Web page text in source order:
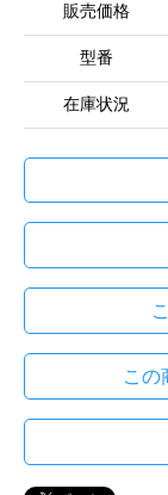
販売価格
型番
在庫状況
この